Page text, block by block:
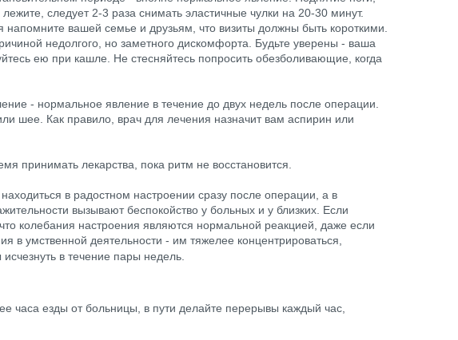
следует 2-3 раза снимать эластичные чулки на 20-30 минут.
вашей семье и друзьям, что визиты должны быть короткими.
недолгого, но заметного дискомфорта. Будьте уверены - ваша
ею при кашле. Не стесняйтесь попросить обезболивающие, когда
- нормальное явление в течение до двух недель после операции.
шее. Как правило, врач для лечения назначит вам аспирин или
принимать лекарства, пока ритм не восстановится.
в радостном настроении сразу после операции, а в
вызывают беспокойство у больных и у близких. Если
колебания настроения являются нормальной реакцией, даже если
умственной деятельности - им тяжелее концентрироваться,
в течение пары недель.
часа езды от больницы, в пути делайте перерывы каждый час,